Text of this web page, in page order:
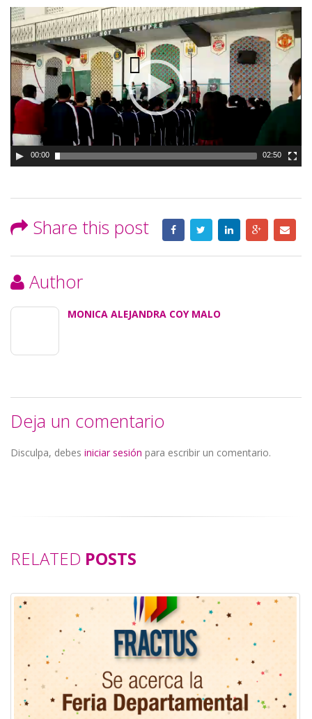
00:00 02:50
Share this post
Author
MONICA ALEJANDRA COY MALO
Deja un comentario
Disculpa, debes iniciar sesión para escribir un comentario.
RELATED POSTS